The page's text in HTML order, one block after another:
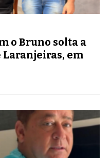
o Bruno solta a
Laranjeiras, em